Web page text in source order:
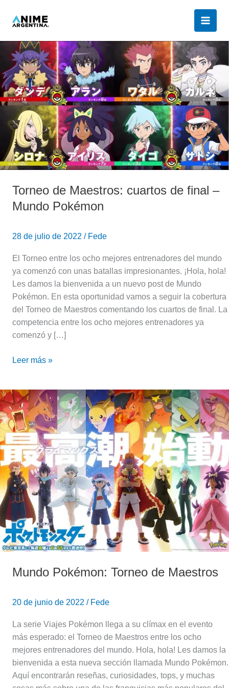
Torneo de Maestros: cuartos de final –
Mundo Pokémon
28 de julio de 2022 / Fede
El Torneo entre los ocho mejores entrenadores del mundo
ya comenzó con unas batallas impresionantes. ¡Hola, hola!
Les damos la bienvenida a un nuevo post de Mundo
Pokémon. En esta oportunidad vamos a seguir la cobertura
del Torneo de Maestros comentando los cuartos de final. La
competencia entre los ocho mejores entrenadores ya
comenzó y […]
Torneo
de
Maestros:
cuartos
de
final
–
Mundo
Pokémon
Leer más »
Mundo Pokémon: Torneo de Maestros
20 de junio de 2022 / Fede
La serie Viajes Pokémon llega a su clímax en el evento
más esperado: el Torneo de Maestros entre los ocho
mejores entrenadores del mundo. Hola, hola! Les damos la
bienvenida a esta nueva sección llamada Mundo Pokémon.
Aquí encontrarán reseñas, curiosidades, tops, y muchas
Mundo
Pokémon:
Torneo
de
Maestros